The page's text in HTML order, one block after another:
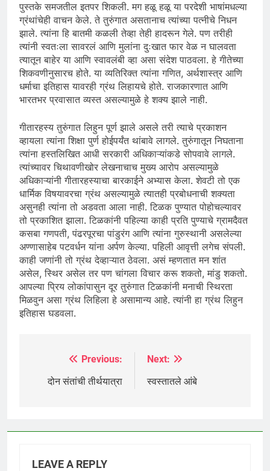
पुस्तके समजतील इतपर शिकली. मग हळू हळू या परदेशी भाषांमधल्या
ग्रंथांचेही वाचन केले. ते तुरुंगात असतानाच त्यांच्या पत्नीचे निधन
झाले. त्यांना हि बातमी कळली तेव्हा तेही हादरून गेले. पण तरीही
त्यांनी स्वतःला सावरलं आणि मुलांना दुःखात फार वेळ न घालवता
त्यातून बाहेर या आणि स्वावलंबी व्हा असा संदेश पाठवला. हे गीतेच्या
शिकवणीनुसारच होते. या व्यतिरिक्त त्यांना गणित, अर्थशास्त्र आणि
धर्माचा इतिहास यावरही ग्रंथ लिहायचे होते. राजकारणात आणि
भारतभर प्रवासात व्यस्त असल्यामुळे हे शक्य झाले नाही.
गीतारहस्य तुरुंगात लिहुन पूर्ण झाले असले तरी त्याचे प्रकाशन
व्हायला त्यांना शिक्षा पुर्ण होईपर्यंत थांबावे लागले. तुरुंगातून निघताना
त्यांना हस्तलिखित आधी सरकारी अधिकाऱ्यांकडे सोपवावे लागले.
त्यांच्यावर चिथावणीखोर लेखनाचाच मुख्य आरोप असल्यामुळे
अधिकाऱ्यांनी गीतारहस्याचा बारकाईने अभ्यास केला. शेवटी तो एक
धार्मिक विषयावरचा ग्रंथ असल्यामुळे त्यातही प्रबोधनाची शक्यता
असुनही त्यांना तो अडवता आला नाही. टिळक पुण्यात पोहोचल्यावर
तो प्रकाशित झाला. टिळकांनी पहिल्या काही प्रति पुण्याचे ग्रामदैवत
कसबा गणपती, पंढरपूरचा पांडुरंग आणि त्यांना गुरुस्थानी असलेल्या
अण्णासाहेब पटवर्धन यांना अर्पण केल्या. पहिली आवृत्ती लगेच संपली.
काही जणांनी तो ग्रंथ देव्हाऱ्यात ठेवला. असं म्हणतात मन शांत
असेल, स्थिर असेल तर पण चांगला विचार करू शकतो, मांडु शकतो.
आपल्या प्रिय लोकांपासुन दूर तुरुंगात टिळकांनी मनाची स्थिरता
मिळवुन असा ग्रंथ लिहिला हे असामान्य आहे. त्यांनी हा ग्रंथ लिहुन
इतिहास घडवला.
navigation
Previous:
दोन संतांची तीर्थयात्रा
Next:
स्वस्तातले आंबे
LEAVE A REPLY